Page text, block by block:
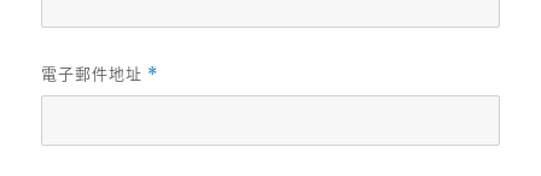
電子郵件地址 *